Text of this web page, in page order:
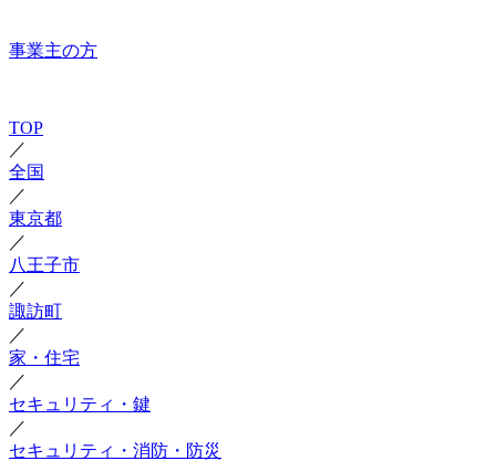
事業主の方
TOP
／
全国
／
東京都
／
八王子市
／
諏訪町
／
家・住宅
／
セキュリティ・鍵
／
セキュリティ・消防・防災